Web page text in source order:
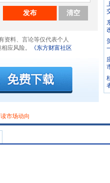
发布 清空
资料、言论等仅代表个人
应风险。
《东方财富社区
市场动向